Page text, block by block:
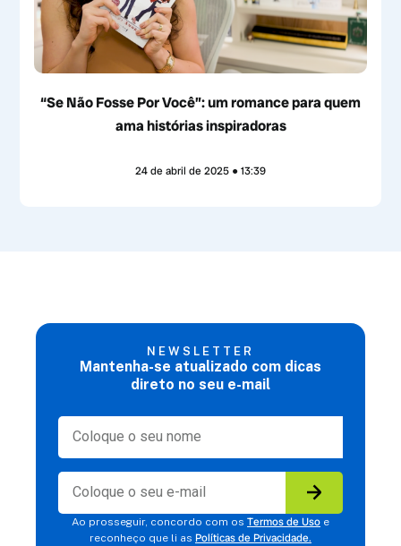
“Se Não Fosse Por Você”: um romance para quem
ama histórias inspiradoras
24 de abril de 2025 13:39
NEWSLETTER
Mantenha-se atualizado com dicas
direto no seu e-mail
Ao prosseguir, concordo com os Termos de Uso e
reconheço que li as Políticas de Privacidade.